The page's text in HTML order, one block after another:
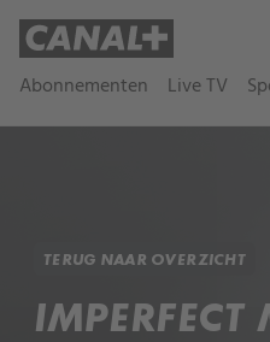
Abonnementen Live TV
TERUG NAAR OVERZICHT
IMPERFECT